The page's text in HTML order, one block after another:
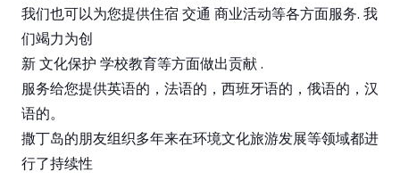
我们也可以为您提供住宿 交通 商业活动等各方面服务. 我
们竭力为创
新 文化保护 学校教育等方面做出贡献 .
服务给您提供英语的，法语的，西班牙语的，俄语的，汉
语的。
撒丁岛的朋友组织多年来在环境文化旅游发展等领域都进
行了持续性